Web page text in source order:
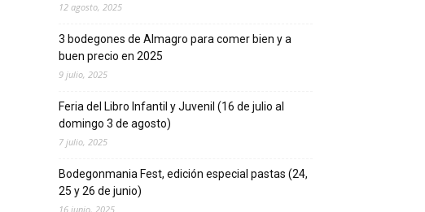
12 agosto, 2025
3 bodegones de Almagro para comer bien y a
buen precio en 2025
9 julio, 2025
Feria del Libro Infantil y Juvenil (16 de julio al
domingo 3 de agosto)
7 julio, 2025
Bodegonmania Fest, edición especial pastas (24,
25 y 26 de junio)
16 junio, 2025